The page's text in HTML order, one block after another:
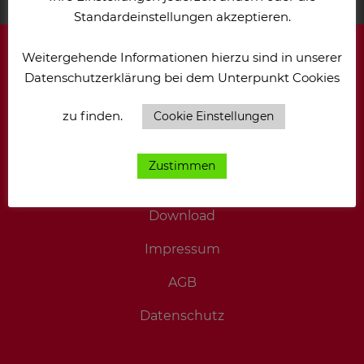
Zertifikate & Urkunden
Jobs & Stellenangebote
Anfahrt/Kontakt
Download
Impressum
AGB
Datenschutz
Standardeinstellungen akzeptieren.
Weitergehende Informationen hierzu sind in unserer
Datenschutzerklärung bei dem Unterpunkt Cookies
zu finden. Cookie Einstellungen
Zustimmen